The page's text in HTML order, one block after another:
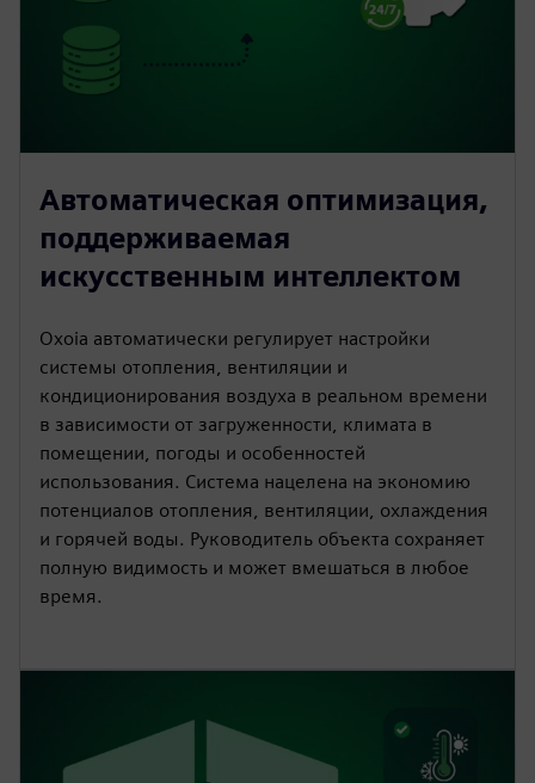
Автоматическая оптимизация,
поддерживаемая
искусственным интеллектом
Oxoia автоматически регулирует настройки
системы отопления, вентиляции и
кондиционирования воздуха в реальном времени
в зависимости от загруженности, климата в
помещении, погоды и особенностей
использования. Система нацелена на экономию
потенциалов отопления, вентиляции, охлаждения
и горячей воды. Руководитель объекта сохраняет
полную видимость и может вмешаться в любое
время.